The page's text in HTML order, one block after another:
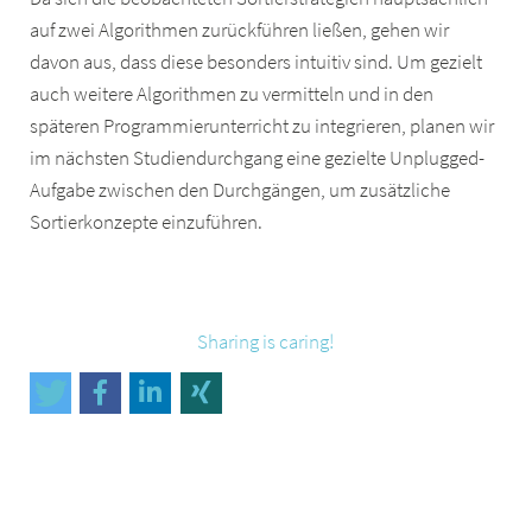
auf zwei Algorithmen zurückführen ließen, gehen wir
davon aus, dass diese besonders intuitiv sind. Um gezielt
auch weitere Algorithmen zu vermitteln und in den
späteren Programmierunterricht zu integrieren, planen wir
im nächsten Studiendurchgang eine gezielte Unplugged-
Aufgabe zwischen den Durchgängen, um zusätzliche
Sortierkonzepte einzuführen.
Sharing is caring!